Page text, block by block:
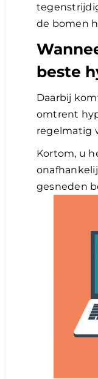
de bomen
beste
Daarbij
omtrent
regelmatig
Kortom, u
gesneden